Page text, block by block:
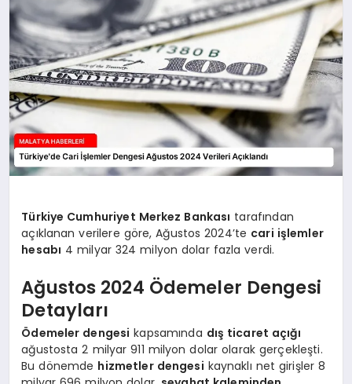
SAĞLIK
SIYASET
SPOR
TEKNOLOJI
Türkiye Cumhuriyet Merkez Bankası tarafından
açıklanan verilere göre, Ağustos 2024’te cari işlemler
hesabı 4 milyar 324 milyon dolar fazla verdi.
Ağustos 2024 Ödemeler Dengesi
Detayları
Ödemeler dengesi kapsamında dış ticaret açığı
ağustosta 2 milyar 911 milyon dolar olarak gerçekleşti.
Bu dönemde hizmetler dengesi kaynaklı net girişler 8